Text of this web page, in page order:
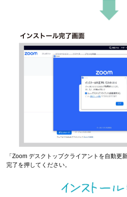
「Zoom デスクトップクライアントを自動更
完了を押してください。